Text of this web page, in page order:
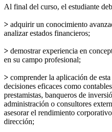
Al final del curso, el estudiante
> adquirir un conocimiento
analizar estados financieros;
> demostrar experiencia en
en su campo profesional;
> comprender la aplicación de
decisiones eficaces como
prestamistas, banqueros de
administración o consultores
asesorar el rendimiento
dirección;